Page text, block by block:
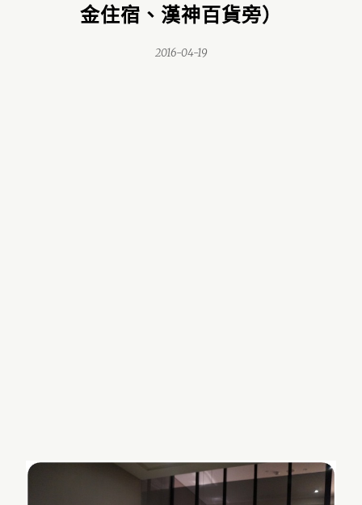
金住宿、漢神百貨旁）
2016-04-19